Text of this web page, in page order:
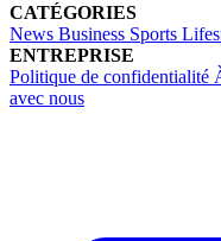
CATÉGORIES
News Business Sports
ENTREPRISE
Politique de confidentialité
avec nous